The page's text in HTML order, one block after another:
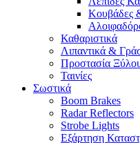
Κουβάδες
Καθαριστικά
Λιπαντικά &
Προστασία
Ταινίες
Σωστικά
Boom Brakes
Radar Reflectors
Strobe Lights
Εξάρτηση